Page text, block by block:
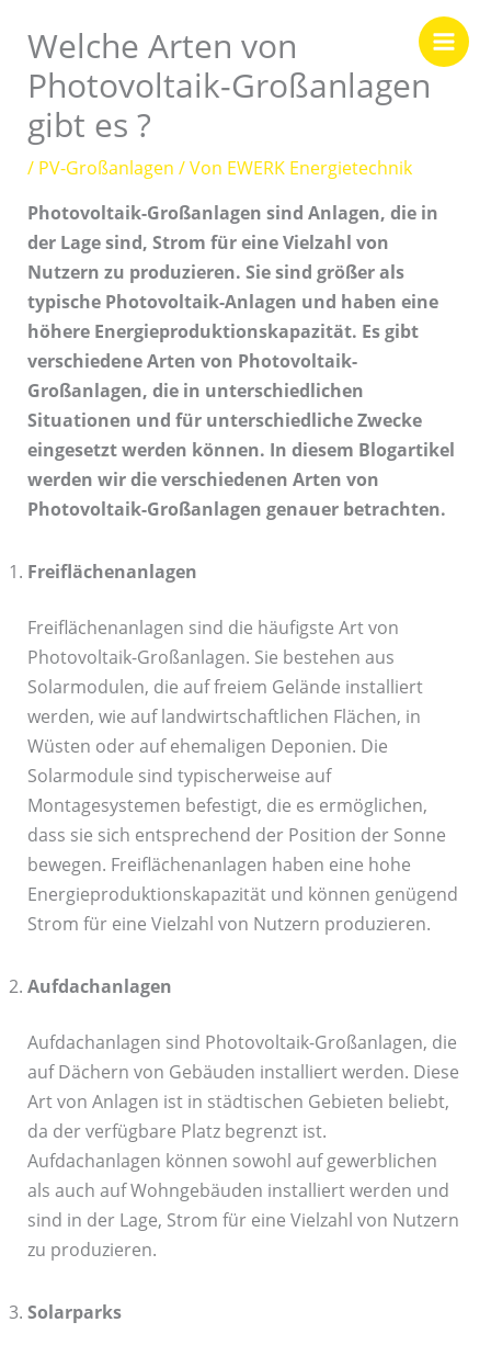
Inhalt
springen
Welche Arten von
Photovoltaik-Großanlagen
gibt es ?
/ PV-Großanlagen / Von EWERK Energietechnik
Photovoltaik-Großanlagen sind Anlagen, die in
der Lage sind, Strom für eine Vielzahl von
Nutzern zu produzieren. Sie sind größer als
typische Photovoltaik-Anlagen und haben eine
höhere Energieproduktionskapazität. Es gibt
verschiedene Arten von Photovoltaik-
Großanlagen, die in unterschiedlichen
Situationen und für unterschiedliche Zwecke
eingesetzt werden können. In diesem Blogartikel
werden wir die verschiedenen Arten von
Photovoltaik-Großanlagen genauer betrachten.
Freiflächenanlagen
Freiflächenanlagen sind die häufigste Art von
Photovoltaik-Großanlagen. Sie bestehen aus
Solarmodulen, die auf freiem Gelände installiert
werden, wie auf landwirtschaftlichen Flächen, in
Wüsten oder auf ehemaligen Deponien. Die
Solarmodule sind typischerweise auf
Montagesystemen befestigt, die es ermöglichen,
dass sie sich entsprechend der Position der Sonne
bewegen. Freiflächenanlagen haben eine hohe
Energieproduktionskapazität und können genügend
Strom für eine Vielzahl von Nutzern produzieren.
Aufdachanlagen
Aufdachanlagen sind Photovoltaik-Großanlagen, die
auf Dächern von Gebäuden installiert werden. Diese
Art von Anlagen ist in städtischen Gebieten beliebt,
da der verfügbare Platz begrenzt ist.
Aufdachanlagen können sowohl auf gewerblichen
als auch auf Wohngebäuden installiert werden und
sind in der Lage, Strom für eine Vielzahl von Nutzern
zu produzieren.
Solarparks